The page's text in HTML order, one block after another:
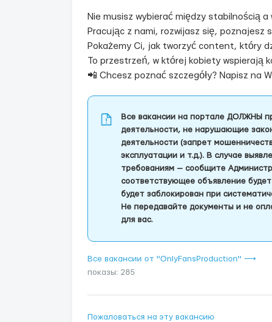
Nie musisz wybierać między stabilnością
Pracując z nami, rozwijasz się, poznajesz
Pokażemy Ci, jak tworzyć content, który
To przestrzeń, w której kobiety wspierają
📲 Chcesz poznać szczegóły? Napisz na
Все вакансии на портале ДОЛЖНЫ
деятельности, не нарушающие
деятельности (запрет
эксплуатации и т.д.). В случае
требованиям — сообщите
соответствующее объявление
будет заблокирован при
Не передавайте документы и не
для вас.
Все вакансии от "OnlyFansProduction" ⟶
показы: 285
Пожаловаться на эту вакансию